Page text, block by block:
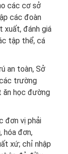
các cơ sở
các đoàn
xuất, đánh giá
tập thể, cá
an toàn, Sở
trường
ăn học đường
đơn vị phải
hóa đơn,
xứ; chỉ nhập